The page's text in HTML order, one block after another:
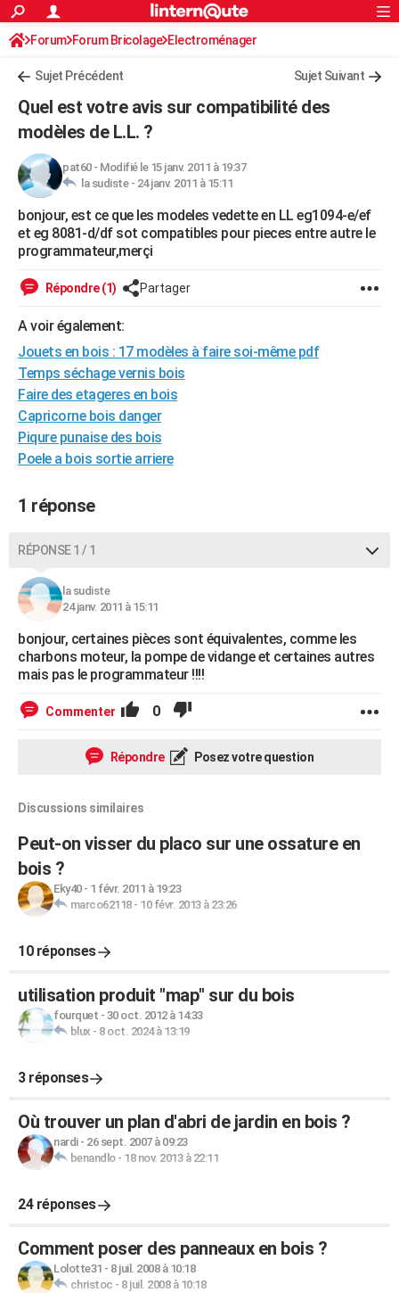
ACTUALITÉS
Politique
Société
Faits Divers
Education
Monde
Villes
+
Programme TV
Streaming
Sorties cinéma
Musique
FINANCE
Retraite
Impôts
Epargne
Immobilier
Risques naturels par ville
Banque
Assurance
Crédit
AUTO
Essais
Réserver un essai
Citadines
Berlines
SUV
Forum auto
HIGH-TECH
Mobiles
Meilleur smartphone
Internet
Ordinateurs
Jeux vidéo
Guide high-tech
+BRICOLAGE
WEEK-END
Art de vivre
Bien-être
Loisirs
ModeModes de vie
SANTE
Alimentation
Guide de la santé
Maladies
Médicaments
Sommeil
VOYAGE
Destinations
City break
Voyage nature
Voyage de noces
Forum
Climat
+PHOTO
GUIDES D'ACHAT
Dictionnaire
Biographies
Citations
Expressions
Proverbes
PROGRAMME TV
COPAINS D'AVANT
S'inscrire
Se connecter
Lycées
Collèges
Primaires
Universités
Entreprises
Service militaire
Avis de recherche
AVIS DE DÉCÈS
FORUM
S'inscrire
Connexion
Forum Forum Bricolage Electroménager
Sujet Précédent Sujet Suivant
Quel est votre avis sur compatibilité des
modèles de L.L. ?
pat60- Modifié le 15 janv. 2011 à 19:37
la sudiste - 24 janv. 2011 à 15:11
bonjour, est ce que les modeles vedette en LL eg1094-e/ef
et eg 8081-d/df sot compatibles pour pieces entre autre le
programmateur,merçi
Répondre (1) Partager
A voir également:
Jouets en bois : 17 modèles à faire soi-même pdf
Temps séchage vernis bois
Faire des etageres en bois
Capricorne bois danger
Piqure punaise des bois
Poele a bois sortie arriere
1 réponse
RÉPONSE 1 / 1
la sudiste
24 janv. 2011 à 15:11
bonjour, certaines pièces sont équivalentes, comme les
charbons moteur, la pompe de vidange et certaines autres
mais pas le programmateur !!!!
Commenter 0
Répondre Posez votre question
Discussions similaires
Peut-on visser du placo sur une ossature en
bois ?
Eky40- 1 févr. 2011 à 19:23
marco62118- 10 févr. 2013 à 23:26
10 réponses
utilisation produit "map" sur du bois
fourquet - 30 oct. 2012 à 14:33
blux - 8 oct. 2024 à 13:19
3 réponses
Où trouver un plan d'abri de jardin en bois ?
nardi- 26 sept. 2007 à 09:23
benandlo- 18 nov. 2013 à 22:11
24 réponses
Comment poser des panneaux en bois ?
Lolotte31 - 8 juil. 2008 à 10:18
christoc - 8 juil. 2008 à 10:18